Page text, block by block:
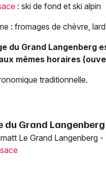
: ski de fond et ski alpin
: fromages de chèvre,
du Grand Langenberg
mêmes horaires
traditionnelle.
du Grand Langenberg
Le Grand Langenberg -